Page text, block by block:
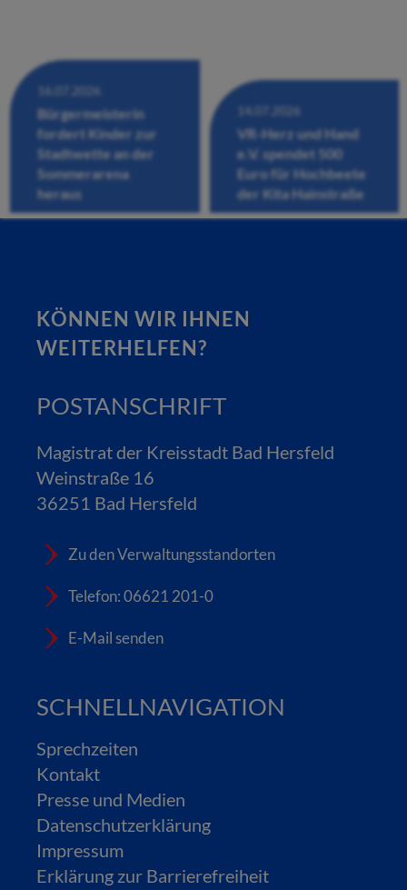
16.07.2026
Bürgermeisterin
fordert Kinder zur
Stadtwette an der
Sommerarena
heraus
14.07.2026
VR-Herz und Hand
e.V. spendet 500
Euro für Hochbeete
der Kita Hainstraße
KÖNNEN WIR IHNEN
WEITERHELFEN?
POSTANSCHRIFT
Magistrat der Kreisstadt Bad Hersfeld
Weinstraße 16
36251 Bad Hersfeld
Zu den Verwaltungsstandorten
Telefon: 06621 201-0
E-Mail senden
SCHNELLNAVIGATION
Sprechzeiten
Kontakt
Presse und Medien
Datenschutzerklärung
Impressum
Erklärung zur Barrierefreiheit